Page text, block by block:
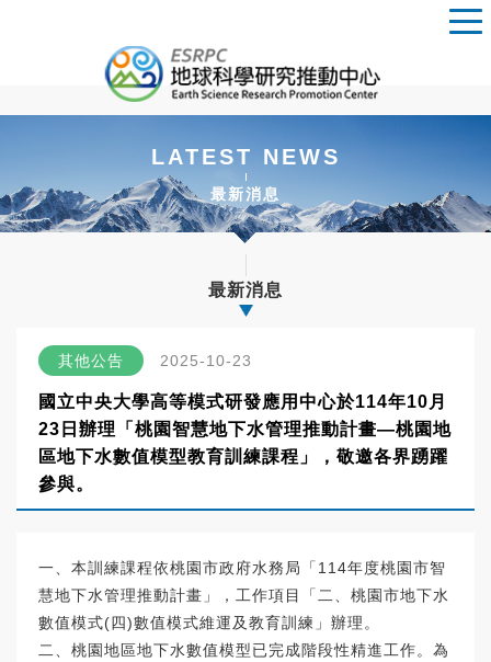
LATEST NEWS
最新消息
最新消息
其他公告 2025-10-23
國立中央大學高等模式研發應用中心於114年10月
23日辦理「桃園智慧地下水管理推動計畫—桃園地
區地下水數值模型教育訓練課程」，敬邀各界踴躍
參與。
一、本訓練課程依桃園市政府水務局「114年度桃園市智
慧地下水管理推動計畫」，工作項目「二、桃園市地下水
數值模式(四)數值模式維運及教育訓練」辦理。
二、桃園地區地下水數值模型已完成階段性精進工作。為